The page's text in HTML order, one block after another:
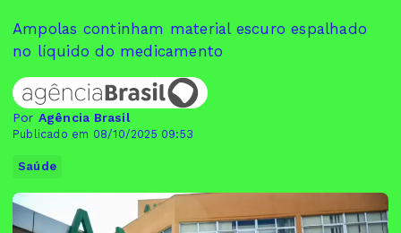
Ampolas continham material escuro espalhado
no líquido do medicamento
Por Agência Brasil
Publicado em 08/10/2025 09:53
Saúde